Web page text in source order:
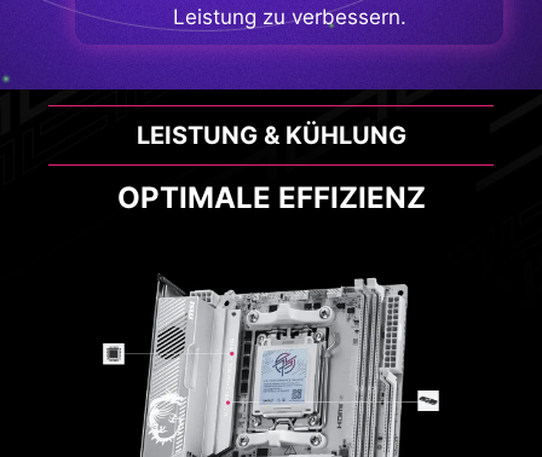
Leistung zu verbessern.
LEISTUNG & KÜHLUNG
OPTIMALE EFFIZIENZ